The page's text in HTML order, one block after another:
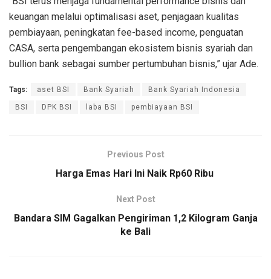
keuangan melalui optimalisasi aset, penjagaan kualitas
pembiayaan, peningkatan fee-based income, penguatan
CASA, serta pengembangan ekosistem bisnis syariah dan
bullion bank sebagai sumber pertumbuhan bisnis,” ujar Ade.
Tags: aset BSI Bank Syariah Bank Syariah Indonesia
BSI DPK BSI laba BSI pembiayaan BSI
Previous Post
Harga Emas Hari Ini Naik Rp60 Ribu
Next Post
Bandara SIM Gagalkan Pengiriman 1,2 Kilogram Ganja
ke Bali